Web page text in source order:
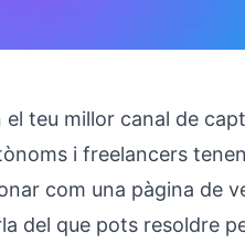
teu millor canal de
i freelancers
com una pàgina de
del que pots resoldre